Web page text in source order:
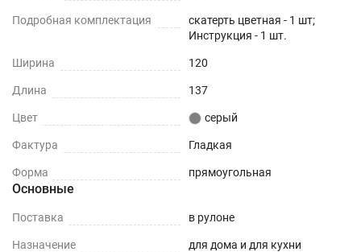
Подробная комплектация
скатерть цветная - 1 шт;
Инструкция - 1 шт.
Ширина 120
Длина 137
Цвет серый
Фактура Гладкая
Форма прямоугольная
Основные
Поставка в рулоне
Назначение для дома и для кухни